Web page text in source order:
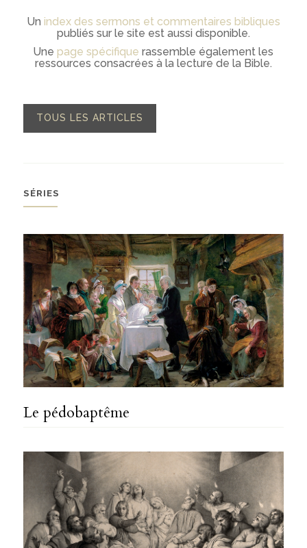
Un index des sermons et commentaires bibliques
publiés sur le site est aussi disponible.
Unepage spécifique rassemble également les
ressources consacrées à la lecture de la Bible.
TOUS LES ARTICLES
SÉRIES
Le pédobaptême